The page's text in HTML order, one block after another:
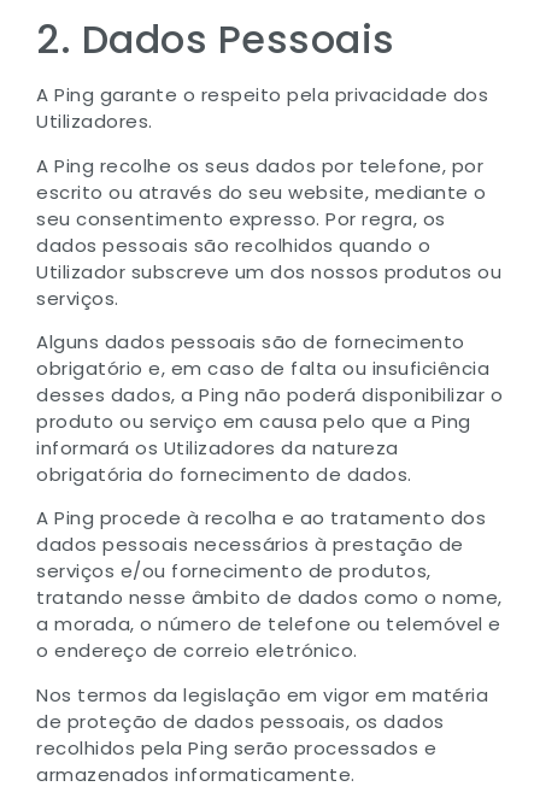
2. Dados Pessoais
A Ping garante o respeito pela privacidade dos
Utilizadores.
A Ping recolhe os seus dados por telefone, por
escrito ou através do seu website, mediante o
seu consentimento expresso. Por regra, os
dados pessoais são recolhidos quando o
Utilizador subscreve um dos nossos produtos ou
serviços.
Alguns dados pessoais são de fornecimento
obrigatório e, em caso de falta ou insuficiência
desses dados, a Ping não poderá disponibilizar o
produto ou serviço em causa pelo que a Ping
informará os Utilizadores da natureza
obrigatória do fornecimento de dados.
A Ping procede à recolha e ao tratamento dos
dados pessoais necessários à prestação de
serviços e/ou fornecimento de produtos,
tratando nesse âmbito de dados como o nome,
a morada, o número de telefone ou telemóvel e
o endereço de correio eletrónico.
Nos termos da legislação em vigor em matéria
de proteção de dados pessoais, os dados
recolhidos pela Ping serão processados e
armazenados informaticamente.